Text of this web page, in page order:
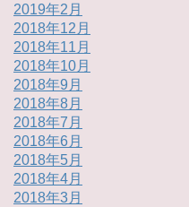
2019年2月
2018年12月
2018年11月
2018年10月
2018年9月
2018年8月
2018年7月
2018年6月
2018年5月
2018年4月
2018年3月